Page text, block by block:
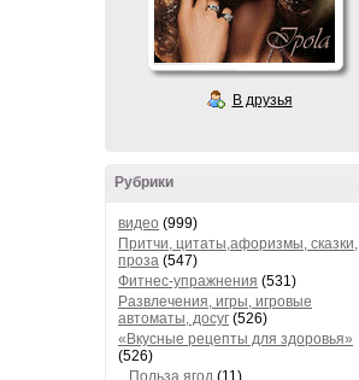
В друзья
Рубрики
видео (999)
Притчи, цитаты,афоризмы, сказки,
проза (547)
Фитнес-упражнения (531)
Развлечения, игры, игровые
автоматы, досуг (526)
«Вкусные рецепты для здоровья»
(526)
Польза ягод (11)